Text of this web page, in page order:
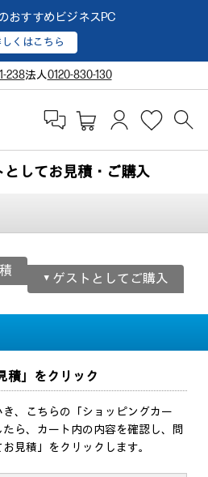
おすすめビジネスPC
くはこちら
238法人0120-830-130
してお見積・ご購入
▼ ゲストとしてご購入
積」をクリック
、こちらの「ショッピングカー
ら、カート内の内容を確認し、問
見積」をクリックします。